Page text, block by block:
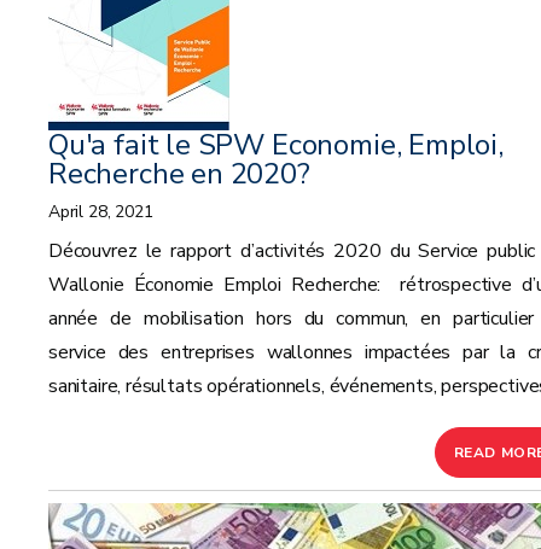
Qu'a fait le SPW Economie, Emploi,
Recherche en 2020?
April 28, 2021
Découvrez le rapport d’activités 2020 du Service
Wallonie Économie Emploi Recherche: rétrospective
année de mobilisation hors du commun, en
service des entreprises wallonnes impactées par la
sanitaire, résultats opérationnels, événements,
READ